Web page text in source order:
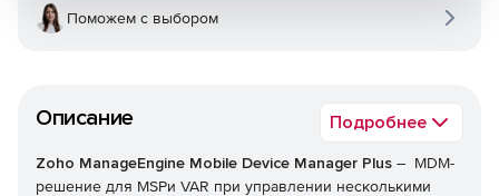
Описание Подробнее
Zoho ManageEngine Mobile Device Manager Plus – MDM-
решение для MSPи VAR при управлении несколькими
Поможем с выбором